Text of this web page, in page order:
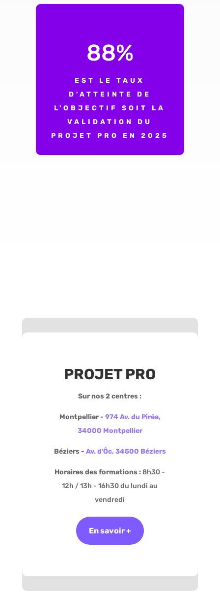
88%
EST LE TAUX
D'ATTEINTE DE
L'OBJECTIF SOIT LA
VALIDATION DU
PROJET PRO EN 2025
PROJET PRO
Sur nos 2 centres :
Montpellier - 974 Av. du Pirée,
34000 Montpellier
Béziers - Av. d'Ôc, 34500 Béziers
Horaires des formations :8h30 -
12h / 13h - 16h30 du lundi au
vendredi
En savoir +